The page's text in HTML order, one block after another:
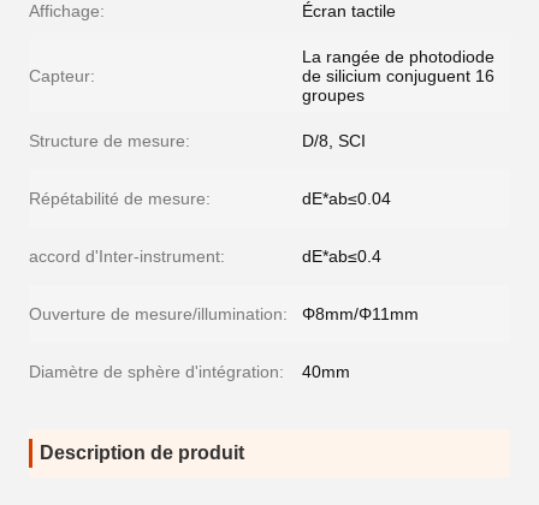
Affichage: Écran tactile
Capteur:
La rangée de photodiode
de silicium conjuguent 16
groupes
Structure de mesure: D/8, SCI
Répétabilité de mesure: dE*ab≤0.04
accord d'Inter-instrument: dE*ab≤0.4
Ouverture de mesure/illumination: Φ8mm/Φ11mm
Diamètre de sphère d'intégration: 40mm
Description de produit